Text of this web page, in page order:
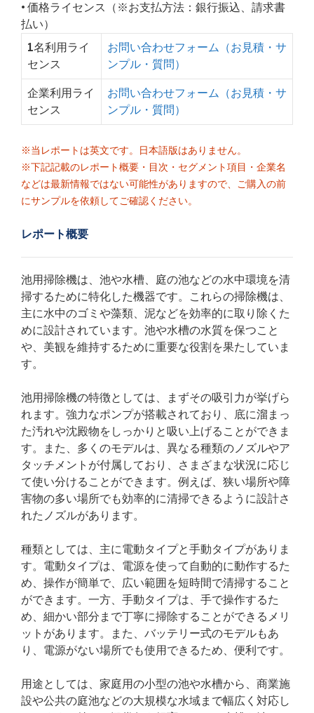
• 価格ライセンス（※お支払方法：銀行振込、請求書
払い）
1名利用ライ
センス
お問い合わせフォーム（お見積・サ
ンプル・質問）
企業利用ライ
センス
お問い合わせフォーム（お見積・サ
ンプル・質問）
※当レポートは英文です。日本語版はありません。
※下記記載のレポート概要・目次・セグメント項目・企業名
などは最新情報ではない可能性がありますので、ご購入の前
にサンプルを依頼してご確認ください。
レポート概要
池用掃除機は、池や水槽、庭の池などの水中環境を清
掃するために特化した機器です。これらの掃除機は、
主に水中のゴミや藻類、泥などを効率的に取り除くた
めに設計されています。池や水槽の水質を保つこと
や、美観を維持するために重要な役割を果たしていま
す。
池用掃除機の特徴としては、まずその吸引力が挙げら
れます。強力なポンプが搭載されており、底に溜まっ
た汚れや沈殿物をしっかりと吸い上げることができま
す。また、多くのモデルは、異なる種類のノズルやア
タッチメントが付属しており、さまざまな状況に応じ
て使い分けることができます。例えば、狭い場所や障
害物の多い場所でも効率的に清掃できるように設計さ
れたノズルがあります。
種類としては、主に電動タイプと手動タイプがありま
す。電動タイプは、電源を使って自動的に動作するた
め、操作が簡単で、広い範囲を短時間で清掃すること
ができます。一方、手動タイプは、手で操作するた
め、細かい部分まで丁寧に掃除することができるメリ
ットがあります。また、バッテリー式のモデルもあ
り、電源がない場所でも使用できるため、便利です。
用途としては、家庭用の小型の池や水槽から、商業施
設や公共の庭池などの大規模な水域まで幅広く対応し